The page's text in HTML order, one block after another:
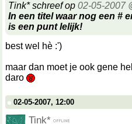
Tink* schreef op 02-05-2007
In een titel waar nog een #
is een punt lelijk!
best wel hè :')
maar dan moet je ook gene
daro
02-05-2007, 12:00
Tink*